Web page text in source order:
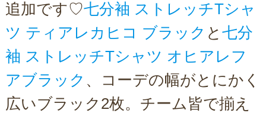
追加です♡七分袖 ストレッチTシャ
ツ ティアレカヒコ ブラック と 七分
袖 ストレッチTシャツ オヒアレフ
アブラック 、コーデの幅がとにかく
広いブラック2枚。チーム皆で揃え